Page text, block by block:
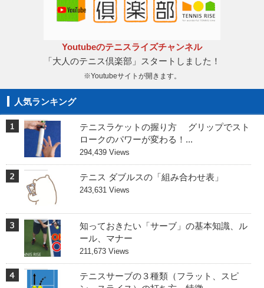
Youtubeのテニスライズチャンネル
「大人のテニス倶楽部」スタートしました！
※Youtubeサイトが開きます。
人気ランキング
テニスラケットの握り方 グリップでスト
ロークのパワーが変わる！...
294,439 Views
テニス ダブルスの「組み合わせ表」
243,631 Views
知っておきたい「サーブ」の基本知識、ル
ール、マナー
211,673 Views
テニスサーブの３種類（フラット、スピ